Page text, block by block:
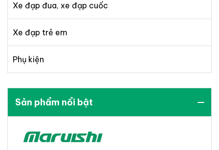
Xe đạp đua, xe đạp cuốc
Xe đạp trẻ em
Phụ kiện
Sản phẩm nổi bật